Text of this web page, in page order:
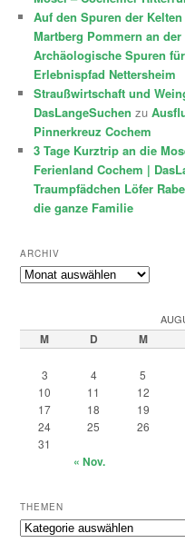
Auf den Spuren der
Martberg Pommern an
Archäologische Spuren
Erlebnispfad Nettersheim
Straußwirtschaft und
DasLangeSuchen zu
Pinnerkreuz Cochem
3 Tage Kurztrip an die
Ferienland Cochem |
Traumpfädchen Löfer
die ganze Familie
ARCHIV
Archiv
M D M
3
4 5
10
11 12
17
18 19
24
25 26
31
« Nov.
THEMEN
Themen